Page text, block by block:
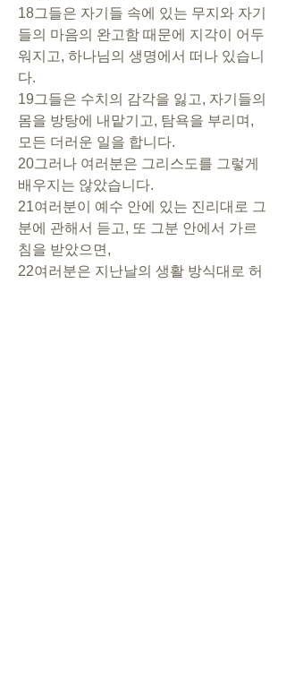
18그들은 자기들 속에 있는 무지와 자기
들의 마음의 완고함 때문에 지각이 어두
워지고, 하나님의 생명에서 떠나 있습니
다.
19그들은 수치의 감각을 잃고, 자기들의
몸을 방탕에 내맡기고, 탐욕을 부리며,
모든 더러운 일을 합니다.
20그러나 여러분은 그리스도를 그렇게
배우지는 않았습니다.
21여러분이 예수 안에 있는 진리대로 그
분에 관해서 듣고, 또 그분 안에서 가르
침을 받았으면,
22여러분은 지난날의 생활 방식대로 허